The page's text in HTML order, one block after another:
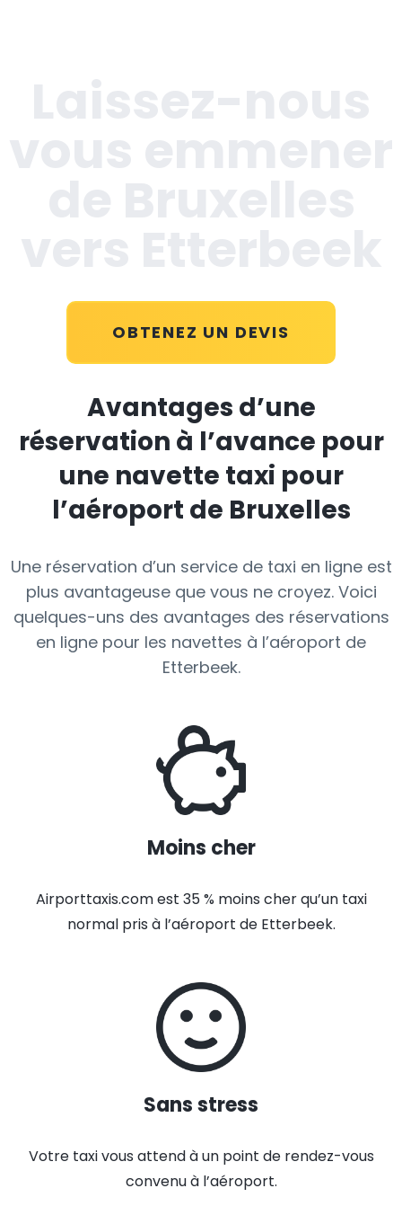
OBTENEZ UN DEVIS
Avantages d’une
réservation à l’avance pour
une navette taxi pour
l’aéroport de Bruxelles
Une réservation d’un service de taxi en ligne est
plus avantageuse que vous ne croyez. Voici
quelques-uns des avantages des réservations
en ligne pour les navettes à l’aéroport de
Etterbeek.
Moins cher
Airporttaxis.com est 35 % moins cher qu’un taxi
normal pris à l’aéroport de Etterbeek.
Sans stress
Votre taxi vous attend à un point de rendez-vous
convenu à l’aéroport.